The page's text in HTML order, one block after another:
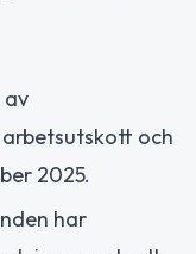
av
och
2025.
har